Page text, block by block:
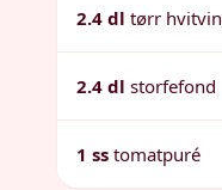
2.4 dl tørr hvitvin
2.4 dl storfefond
1 ss tomatpuré